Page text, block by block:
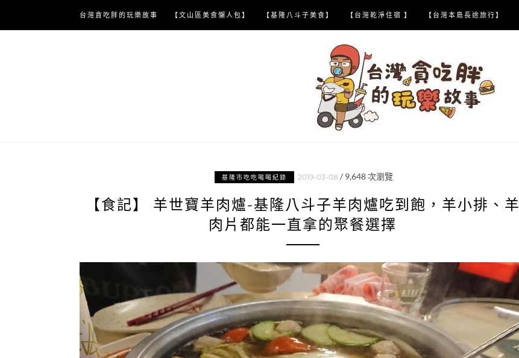
content
台灣貪吃胖的玩樂故事 【文山區美食懶人包】 【基隆八斗子美食】 【台灣乾淨住宿 】 【台灣本島長途旅行】
基隆市吃吃喝喝紀錄 2019-03-08 / 9,648次瀏覽
【食記】 羊世寶羊肉爐-基隆八斗子羊肉爐吃到飽，羊小排、羊
肉片都能一直拿的聚餐選擇